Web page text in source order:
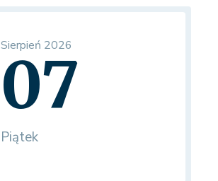
Sierpień 2026
07
Piątek